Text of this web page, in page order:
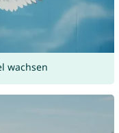
wachsen